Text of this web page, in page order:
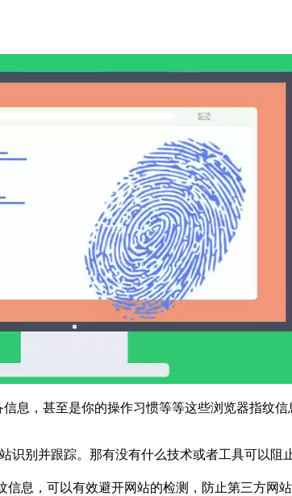
，甚至是你的操作习惯等等这些浏览器指纹
别并跟踪。那有没有什么技术或者工具可以阻
信息，可以有效避开网站的检测，防止第三方网